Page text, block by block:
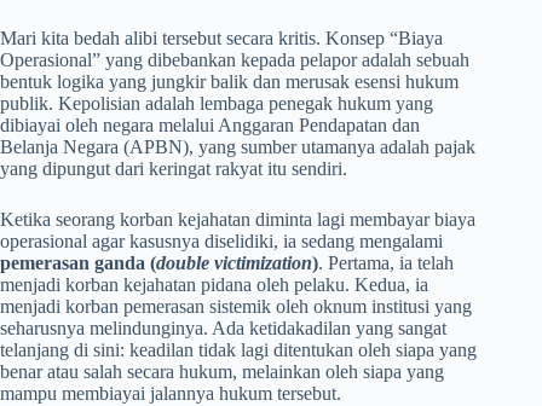
Mari kita bedah alibi tersebut secara kritis. Konsep “Biaya
Operasional” yang dibebankan kepada pelapor adalah sebuah
bentuk logika yang jungkir balik dan merusak esensi hukum
publik. Kepolisian adalah lembaga penegak hukum yang
dibiayai oleh negara melalui Anggaran Pendapatan dan
Belanja Negara (APBN), yang sumber utamanya adalah pajak
yang dipungut dari keringat rakyat itu sendiri.
Ketika seorang korban kejahatan diminta lagi membayar biaya
operasional agar kasusnya diselidiki, ia sedang mengalami
pemerasan ganda (double victimization). Pertama, ia telah
menjadi korban kejahatan pidana oleh pelaku. Kedua, ia
menjadi korban pemerasan sistemik oleh oknum institusi yang
seharusnya melindunginya. Ada ketidakadilan yang sangat
telanjang di sini: keadilan tidak lagi ditentukan oleh siapa yang
benar atau salah secara hukum, melainkan oleh siapa yang
mampu membiayai jalannya hukum tersebut.